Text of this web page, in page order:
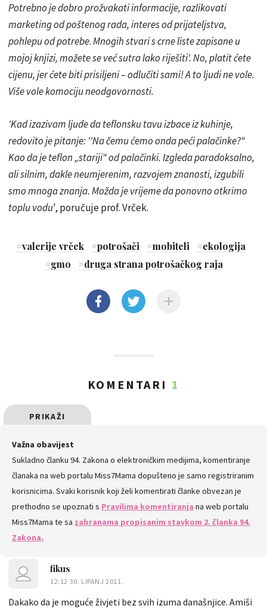
Potrebno je dobro prožvakati informacije, razlikovati
marketing od poštenog rada, interes od prijateljstva,
pohlepu od potrebe.Mnogih stvari s crne liste zapisane u
mojoj knjizi, možete se već sutra lako riješiti'. No, platit ćete
cijenu, jer ćete biti prisiljeni – odlučiti sami! A to ljudi ne vole.
Više vole komociju neodgovornosti.
'Kad izazivam ljude da teflonsku tavu izbace iz kuhinje,
redovito je pitanje: ''Na čemu ćemo onda peći palačinke?“
Kao da je teflon „stariji“ od palačinki. Izgleda paradoksalno,
ali silnim, dakle neumjerenim, razvojem znanosti, izgubili
smo mnoga znanja. Možda je vrijeme da ponovno otkrimo
toplu vodu', poručuje prof. Vrček.
#valerije vrček #potrošači #mobiteli #ekologija
#gmo #druga strana potrošačkog raja
KOMENTARI 1
PRIKAŽI
SVE
KOMENTARE
Važna obavijest
Sukladno članku 94. Zakona o elektroničkim medijima, komentiranje
članaka na web portalu Miss7Mama dopušteno je samo registriranim
korisnicima. Svaki korisnik koji želi komentirati članke obvezan je
prethodno se upoznati s Pravilima komentiranja na web portalu
Miss7Mama te sa zabranama propisanim stavkom 2. članka 94.
Zakona.
fikus
12:12 30. LIPANJ 2011.
Dakako da je moguće živjeti bez svih izuma današnjice. Amiši